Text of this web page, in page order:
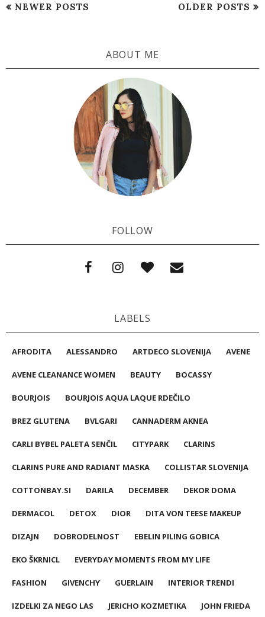
NEWER POSTS OLDER POSTS
ABOUT ME
FOLLOW
LABELS
AFRODITA ALESSANDRO ARTDECO SLOVENIJA AVENE
AVENE CLEANANCE WOMEN BEAUTY BOCASSY
BOURJOIS BOURJOIS AQUA LAQUE RDEČILO
BREZ GLUTENA BVLGARI CANNADERM AKNEA
CARLI BYBEL PALETA SENČIL CITYPARK CLARINS
CLARINS PURE AND RADIANT MASKA COLLISTAR SLOVENIJA
COTTONBAY.SI DARILA DECEMBER DEKOR DOMA
DERMACOL DETOX DIOR DITA VON TEESE MAKEUP
DIZAJN DOBRODELNOST EBELIN PILING GOBICA
EKO ŠKRNICL EVERYDAY MOMENTS FROM MY LIFE
FASHION GIVENCHY GUERLAIN INTERIOR TRENDI
IZDELKI ZA NEGO LAS JERICHO KOZMETIKA JOHN FRIEDA